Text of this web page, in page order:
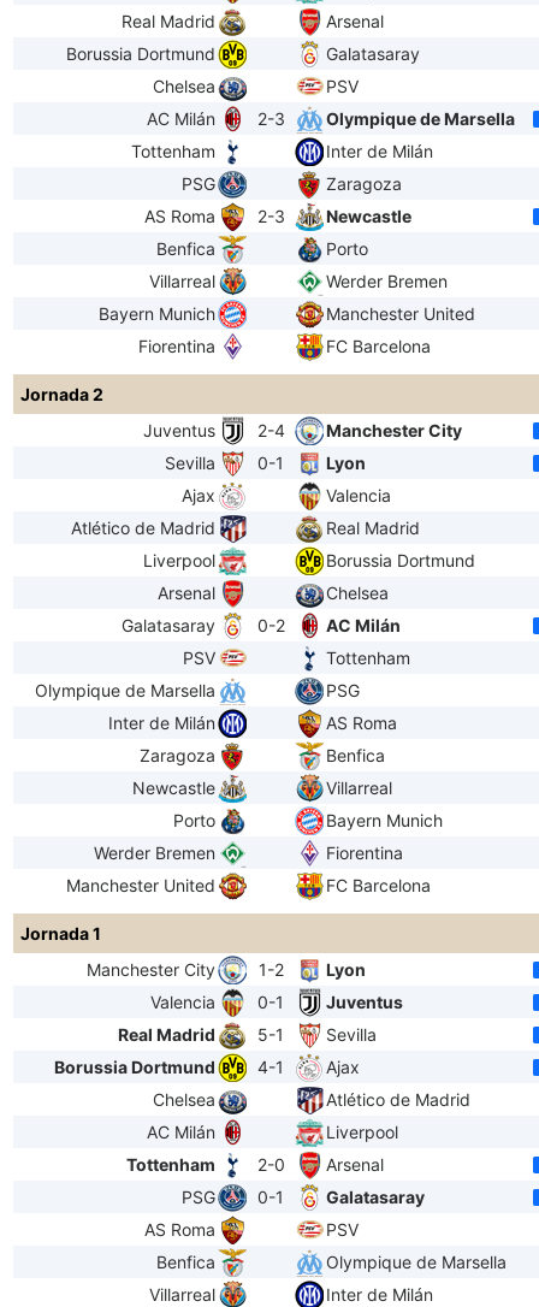
Real Madrid
Arsenal
Borussia Dortmund
Galatasaray
Chelsea
PSV
AC Milán
2-3
Olympique de Marsella
Tottenham
Inter de Milán
PSG
Zaragoza
AS Roma
2-3
Newcastle
Benfica
Porto
Villarreal
Werder Bremen
Bayern Munich
Manchester United
Fiorentina
FC Barcelona
Jornada 2
Juventus
2-4
Manchester City
Sevilla
0-1
Lyon
Ajax
Valencia
Atlético de Madrid
Real Madrid
Liverpool
Borussia Dortmund
Arsenal
Chelsea
Galatasaray
0-2
AC Milán
PSV
Tottenham
Olympique de Marsella
PSG
Inter de Milán
AS Roma
Zaragoza
Benfica
Newcastle
Villarreal
Porto
Bayern Munich
Werder Bremen
Fiorentina
Manchester United
FC Barcelona
Jornada 1
Manchester City
1-2
Lyon
Valencia
0-1
Juventus
Real Madrid
5-1
Sevilla
Borussia Dortmund
4-1
Ajax
Chelsea
Atlético de Madrid
AC Milán
Liverpool
Tottenham
2-0
Arsenal
PSG
0-1
Galatasaray
AS Roma
PSV
Benfica
Olympique de Marsella
Villarreal
Inter de Milán